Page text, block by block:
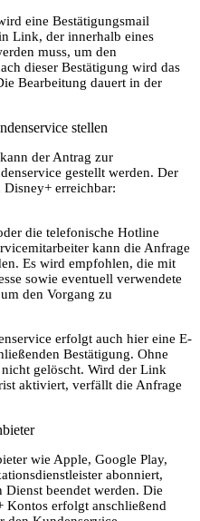
eine Bestätigungsmail
Link, der innerhalb eines
muss, um den
dieser Bestätigung wird das
Bearbeitung dauert in der
stellen
der Antrag zur
gestellt werden. Der
erreichbar:
die telefonische Hotline
kann die Anfrage
Es wird empfohlen, die mit
sowie eventuell verwendete
den Vorgang zu
erfolgt auch hier eine E-
Bestätigung. Ohne
gelöscht. Wird der Link
aktiviert, verfällt die Anfrage
wie Apple, Google Play,
abonniert,
Dienst beendet werden. Die
Kontos erfolgt anschließend